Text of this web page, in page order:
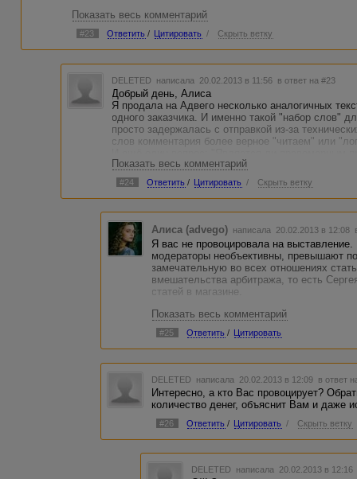
Такое событие станет поворотным моментом для
разработок, потому что опытные практики научат вас
несложных, и приятных своей лаконичностью, ходов (с) -
вызовет в лучшем случае недоумение. Плюс все ваши
придет к нам и спросит, что это такое и почему он за
возразить.
Показать весь комментарий
#23 Ответить / Цитировать / Скрыть ветку
DELETED написала 20.02.2013 в 11:56 в ответ на #23
Добрый день, Алиса
Я продала на Адвего несколько аналогичных
одного заказчика. И именно такой "набор слов"
просто задержалась с отправкой из-за
слов комментария более верное "читаем" или
выставление части неопубликованной работы в
свою уникальность?"
Показать весь комментарий
#24 Ответить / Цитировать / Скрыть ветку
Алиса (advego) написала 20.02.2013 в 12:08
Я вас не провоцировала на
модераторы необъективны, превышают
замечательную во всех отношениях
вмешательства арбитража, то есть
статей в магазине.
Так как наш спор зашел в тупик, я вам и
оценки на форум. Выше высказался
признаете. Эта беседа ни к чему не
продажу. Вам нужно исправлять все
Показать весь комментарий
#25 Ответить / Цитировать
DELETED написала 20.02.2013 в 12:09 в ответ
Интересно, а кто Вас провоцирует?
количество денег, объяснит Вам и даже
#26 Ответить / Цитировать / Скрыть ветку
DELETED написала 20.02.2013 в